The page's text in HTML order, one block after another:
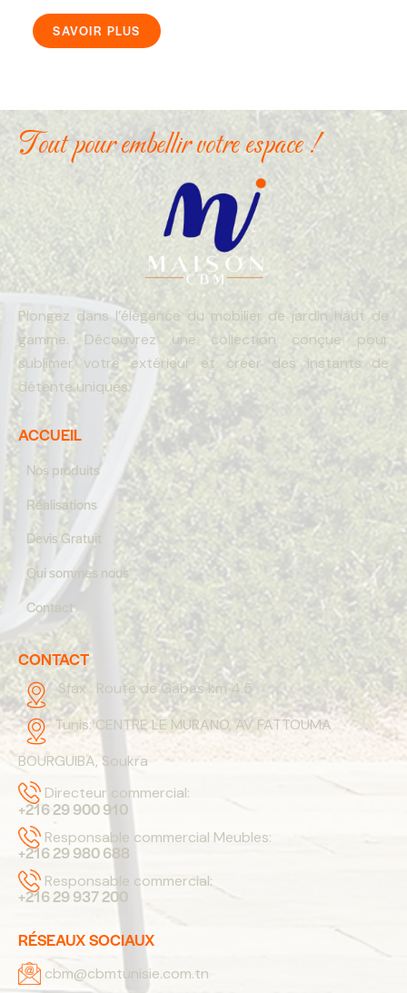
SAVOIR PLUS
Tout pour embellir votre espace !
Plongez dans l’élégance du mobilier de jardin haut de
gamme. Découvrez une collection conçue pour
sublimer votre extérieur et créer des instants de
détente uniques.
ACCUEIL
Nos produits
Réalisations
Devis Gratuit
Qui sommes nous
Contact
CONTACT
Sfax : Route de Gabes km 4.5
Tunis:CENTRE LE MURANO, AV FATTOUMA
BOURGUIBA, Soukra
Directeur commercial:
+216 29 900 910
Responsable commercial Meubles:
+216 29 980 688
Responsable commercial:
+216 29 937 200
RÉSEAUX SOCIAUX
cbm@cbmtunisie.com.tn